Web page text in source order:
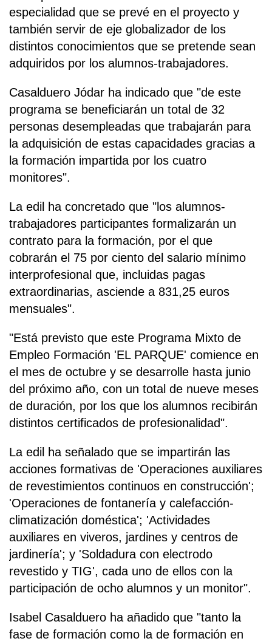
especialidad que se prevé en el proyecto y
también servir de eje globalizador de los
distintos conocimientos que se pretende sean
adquiridos por los alumnos-trabajadores.
Casalduero Jódar ha indicado que "de este
programa se beneficiarán un total de 32
personas desempleadas que trabajarán para
la adquisición de estas capacidades gracias a
la formación impartida por los cuatro
monitores".
La edil ha concretado que "los alumnos-
trabajadores participantes formalizarán un
contrato para la formación, por el que
cobrarán el 75 por ciento del salario mínimo
interprofesional que, incluidas pagas
extraordinarias, asciende a 831,25 euros
mensuales".
"Está previsto que este Programa Mixto de
Empleo Formación 'EL PARQUE' comience en
el mes de octubre y se desarrolle hasta junio
del próximo año, con un total de nueve meses
de duración, por los que los alumnos recibirán
distintos certificados de profesionalidad".
La edil ha señalado que se impartirán las
acciones formativas de 'Operaciones auxiliares
de revestimientos continuos en construcción';
'Operaciones de fontanería y calefacción-
climatización doméstica'; 'Actividades
auxiliares en viveros, jardines y centros de
jardinería'; y 'Soldadura con electrodo
revestido y TIG', cada uno de ellos con la
participación de ocho alumnos y un monitor".
Isabel Casalduero ha añadido que "tanto la
fase de formación como la de formación en